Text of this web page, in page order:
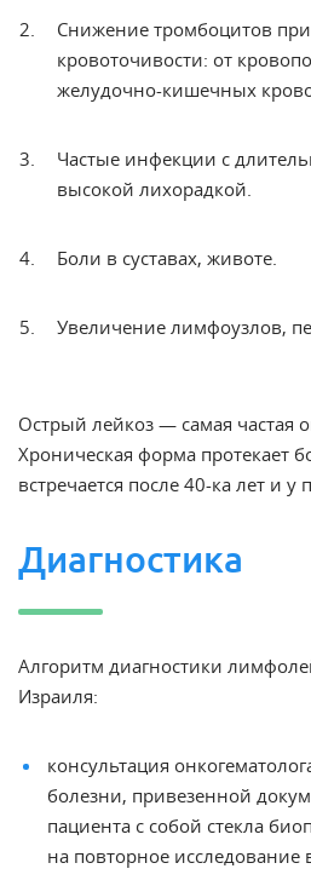
Снижение тромбоцитов
кровоточивости: от
желудочно-кишечных
Частые инфекции с
высокой лихорадкой.
Боли в суставах, животе.
Увеличение лимфоузлов,
Острый лейкоз — самая частая
Хроническая форма протекает
встречается после 40-ка лет и у
Диагностика
Алгоритм диагностики
Израиля:
консультация
болезни, привезенной
пациента с собой стекла
на повторное исследование